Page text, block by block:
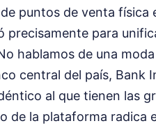
puntos de venta física
precisamente para
hablamos de una
central del país, Bank
al que tienen las
de la plataforma radica